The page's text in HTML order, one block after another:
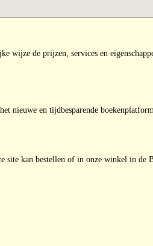
wijze de prijzen, services en
nieuwe en tijdbesparende
kan bestellen of in onze winkel in de